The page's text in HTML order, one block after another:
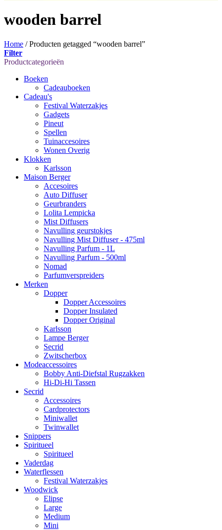
wooden barrel
Home /Producten getagged “wooden barrel”
Filter
Productcategorieën
Boeken
Cadeauboeken
Cadeau's
Festival Waterzakjes
Gadgets
Pineut
Spellen
Tuinaccesoires
Wonen Overig
Klokken
Karlsson
Maison Berger
Accesoires
Auto Diffuser
Geurbranders
Lolita Lempicka
Mist Diffusers
Navulling geurstokjes
Navulling Mist Diffuser - 475ml
Navulling Parfum - 1L
Navulling Parfum - 500ml
Nomad
Parfumverspreiders
Merken
Dopper
Dopper Accessoires
Dopper Insulated
Dopper Original
Karlsson
Lampe Berger
Secrid
Zwitscherbox
Modeaccessoires
Bobby Anti-Diefstal Rugzakken
Hi-Di-Hi Tassen
Secrid
Accessoires
Cardprotectors
Miniwallet
Twinwallet
Snippers
Spiritueel
Spiritueel
Vaderdag
Waterflessen
Festival Waterzakjes
Woodwick
Elipse
Large
Medium
Mini